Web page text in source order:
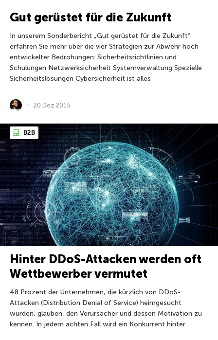
Gut gerüstet für die Zukunft
In unserem Sonderbericht „Gut gerüstet für die Zukunft“
erfahren Sie mehr über die vier Strategien zur Abwehr hoch
entwickelter Bedrohungen: Sicherheitsrichtlinien und
Schulungen Netzwerksicherheit Systemverwaltung Spezielle
Sicherheitslösungen Cybersicherheit ist alles
20 Dez 2015
B2B
Hinter DDoS-Attacken werden oft
Wettbewerber vermutet
48 Prozent der Unternehmen, die kürzlich von DDoS-
Attacken (Distribution Denial of Service) heimgesucht
wurden, glauben, den Verursacher und dessen Motivation zu
kennen. In jedem achten Fall wird ein Konkurrent hinter